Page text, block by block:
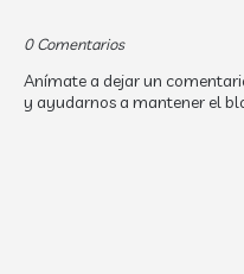
0 Comentarios
Anímate a dejar un
y ayudarnos a mantener el